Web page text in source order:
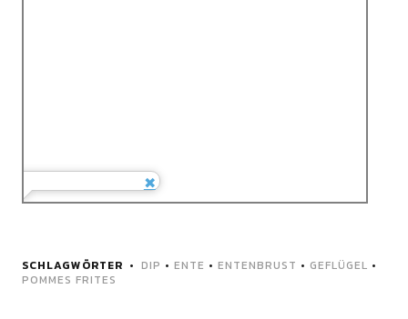
SCHLAGWÖRTER DIP • ENTE • ENTENBRUST • GEFLÜGEL •
POMMES FRITES